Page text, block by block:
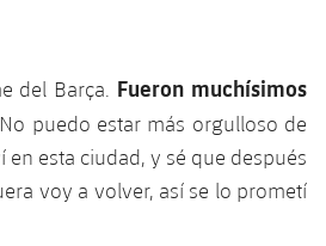
del Barça. Fueron muchísimos
No puedo estar más orgulloso de
esta ciudad, y sé que después
voy a volver, así se lo prometí